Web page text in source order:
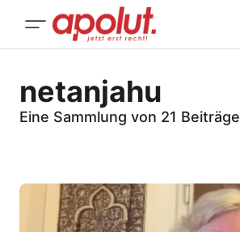
netanjahu
Eine Sammlung von 21 Beiträge